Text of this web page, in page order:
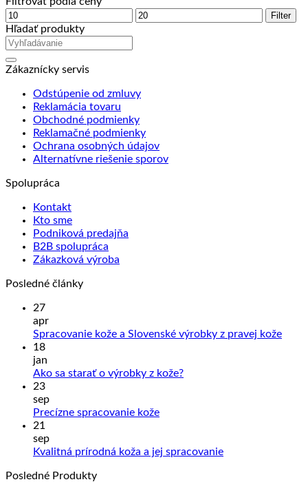
Minimálna
cena
Maximálna
Filter
Hľadať produkty
Zákaznícky servis
Odstúpenie od zmluvy
Reklamácia tovaru
Obchodné podmienky
Reklamačné podmienky
Ochrana osobných údajov
Alternatívne riešenie sporov
Spolupráca
Kontakt
Kto sme
Podniková predajňa
B2B spolupráca
Zákazková výroba
Posledné články
27
apr
Spracovanie kože a Slovenské výrobky z pravej kože
18
jan
Ako sa starať o výrobky z kože?Žiadne
o
23
sep
Precízne spracovanie kožeŽiadne
Precízne
21
sep
Kvalitná prírodná koža a jej spracovanieŽiadne
Posledné Produkty